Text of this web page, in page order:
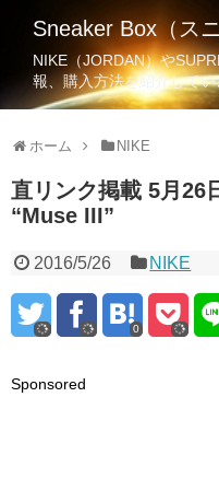
Sneaker Box（ス
NIKE（JORDAN）や
報、購入方法を紹介して
ホーム NIKE
直リンク掲載 5月
“Muse III”
2016/5/26 NIKE
0
Sponsored